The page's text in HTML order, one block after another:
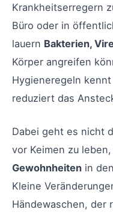
Krankheitserregern
Büro oder in
lauern Bakterien,
Körper angreifen
Hygieneregeln
reduziert das
Dabei geht es nicht
vor Keimen zu
Gewohnheiten in
Kleine
Händewaschen, der